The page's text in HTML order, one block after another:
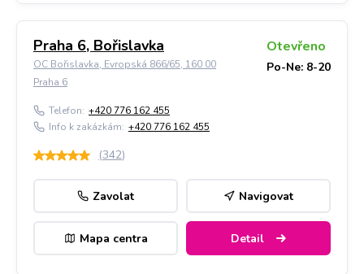
Praha 6, Bořislavka
OC Bořislavka, Evropská 866/65, 160 00
Praha 6
Otevřeno
Po-Ne: 8-20
Telefon: +420 776 162 455
Info k zakázkám: +420 776 162 455
(342)
Zavolat Navigovat
Mapa centra Detail